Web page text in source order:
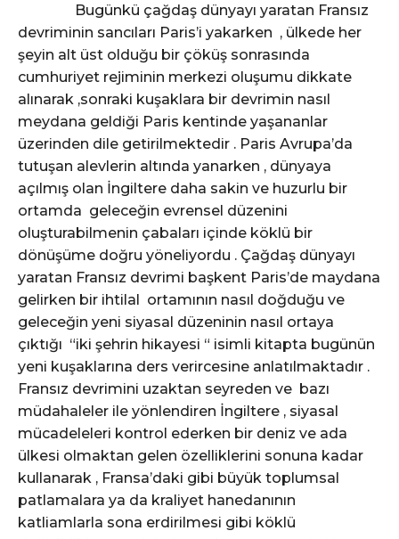
Bugünkü çağdaş dünyayı yaratan Fransız
devriminin sancıları Paris’i yakarken , ülkede her
şeyin alt üst olduğu bir çöküş sonrasında
cumhuriyet rejiminin merkezi oluşumu dikkate
alınarak ,sonraki kuşaklara bir devrimin nasıl
meydana geldiği Paris kentinde yaşananlar
üzerinden dile getirilmektedir . Paris Avrupa’da
tutuşan alevlerin altında yanarken , dünyaya
açılmış olan İngiltere daha sakin ve huzurlu bir
ortamda geleceğin evrensel düzenini
oluşturabilmenin çabaları içinde köklü bir
dönüşüme doğru yöneliyordu . Çağdaş dünyayı
yaratan Fransız devrimi başkent Paris’de maydana
gelirken bir ihtilal ortamının nasıl doğduğu ve
geleceğin yeni siyasal düzeninin nasıl ortaya
çıktığı “iki şehrin hikayesi “ isimli kitapta bugünün
yeni kuşaklarına ders verircesine anlatılmaktadır .
Fransız devrimini uzaktan seyreden ve bazı
müdahaleler ile yönlendiren İngiltere , siyasal
mücadeleleri kontrol ederken bir deniz ve ada
ülkesi olmaktan gelen özelliklerini sonuna kadar
kullanarak , Fransa’daki gibi büyük toplumsal
patlamalara ya da kraliyet hanedanının
katliamlarla sona erdirilmesi gibi köklü